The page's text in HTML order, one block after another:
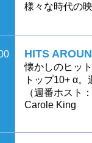
様々な時代の
HITS
懐かしのヒッ
トップ10+ α
（週番ホスト
Carole King